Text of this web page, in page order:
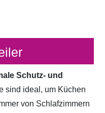
Schutz- und
sind ideal, um Küchen
von Schlafzimmern